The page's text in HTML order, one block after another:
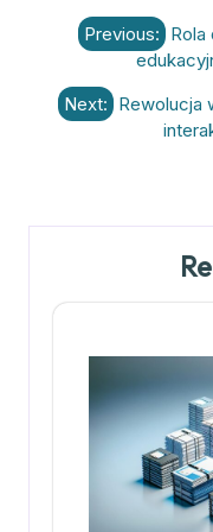
Nawigacja
wpisu
Previous: Rola
Next: Rewolucja